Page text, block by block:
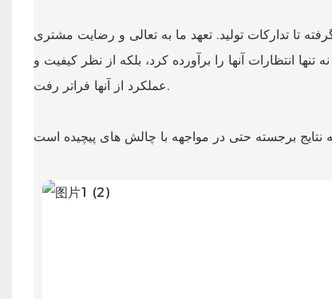
تا تدارکات تولید. تعهد ما به تعالی و رضایت مشتری
تنها انتظارات آنها را برآورده کرد، بلکه از نظر کیفیت و
عملکرد از آنها فراتر رفت.